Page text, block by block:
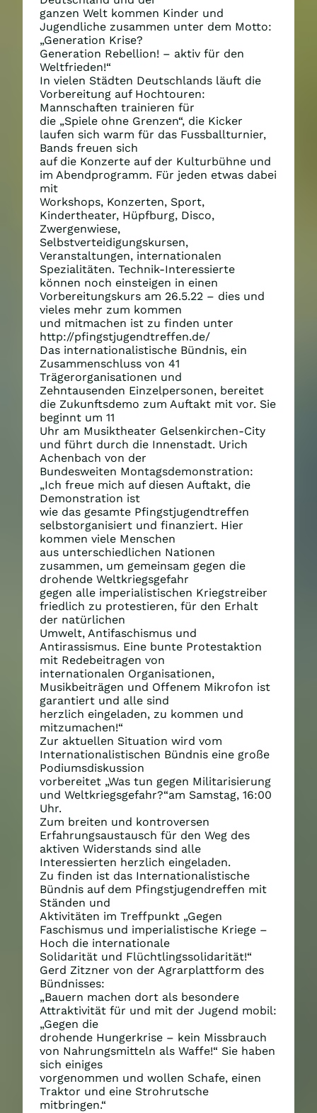
ganzen Welt kommen Kinder und
Jugendliche zusammen unter dem Motto:
„Generation Krise?
Generation Rebellion! – aktiv für den
Weltfrieden!“
In vielen Städten Deutschlands läuft die
Vorbereitung auf Hochtouren:
Mannschaften trainieren für
die „Spiele ohne Grenzen“, die Kicker
laufen sich warm für das Fussballturnier,
Bands freuen sich
auf die Konzerte auf der Kulturbühne und
im Abendprogramm. Für jeden etwas dabei
mit
Workshops, Konzerten, Sport,
Kindertheater, Hüpfburg, Disco,
Zwergenwiese,
Selbstverteidigungskursen,
Veranstaltungen, internationalen
Spezialitäten. Technik-Interessierte
können noch einsteigen in einen
Vorbereitungskurs am 26.5.22 – dies und
vieles mehr zum kommen
und mitmachen ist zu finden unter
http://pfingstjugendtreffen.de/
Das internationalistische Bündnis, ein
Zusammenschluss von 41
Trägerorganisationen und
Zehntausenden Einzelpersonen, bereitet
die Zukunftsdemo zum Auftakt mit vor. Sie
beginnt um 11
Uhr am Musiktheater Gelsenkirchen-City
und führt durch die Innenstadt. Urich
Achenbach von der
Bundesweiten Montagsdemonstration:
„Ich freue mich auf diesen Auftakt, die
Demonstration ist
wie das gesamte Pfingstjugendtreffen
selbstorganisiert und finanziert. Hier
kommen viele Menschen
aus unterschiedlichen Nationen
zusammen, um gemeinsam gegen die
drohende Weltkriegsgefahr
gegen alle imperialistischen Kriegstreiber
friedlich zu protestieren, für den Erhalt
der natürlichen
Umwelt, Antifaschismus und
Antirassismus. Eine bunte Protestaktion
mit Redebeitragen von
internationalen Organisationen,
Musikbeiträgen und Offenem Mikrofon ist
garantiert und alle sind
herzlich eingeladen, zu kommen und
mitzumachen!“
Zur aktuellen Situation wird vom
Internationalistischen Bündnis eine große
Podiumsdiskussion
vorbereitet „Was tun gegen Militarisierung
und Weltkriegsgefahr?“am Samstag, 16:00
Uhr.
Zum breiten und kontroversen
Erfahrungsaustausch für den Weg des
aktiven Widerstands sind alle
Interessierten herzlich eingeladen.
Zu finden ist das Internationalistische
Bündnis auf dem Pfingstjugendreffen mit
Ständen und
Aktivitäten im Treffpunkt „Gegen
Faschismus und imperialistische Kriege –
Hoch die internationale
Solidarität und Flüchtlingssolidarität!“
Gerd Zitzner von der Agrarplattform des
Bündnisses:
„Bauern machen dort als besondere
Attraktivität für und mit der Jugend mobil:
„Gegen die
drohende Hungerkrise – kein Missbrauch
von Nahrungsmitteln als Waffe!“ Sie haben
sich einiges
vorgenommen und wollen Schafe, einen
Traktor und eine Strohrutsche
mitbringen.“